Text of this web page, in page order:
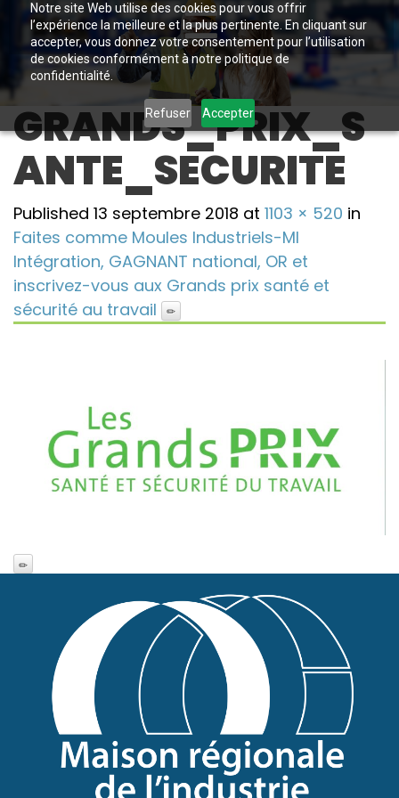
Notre site Web utilise des cookies pour vous offrir
l’expérience la meilleure et la plus pertinente. En cliquant sur
accepter, vous donnez votre consentement pour l’utilisation
de cookies conformément à notre politique de
confidentialité.
Refuser Accepter
GRANDS_PRIX_S
ANTE_SECURITE
Published 13 septembre 2018 at 1103 × 520 in
Faites comme Moules Industriels-MI
Intégration, GAGNANT national, OR et
inscrivez-vous aux Grands prix santé et
sécurité au travail